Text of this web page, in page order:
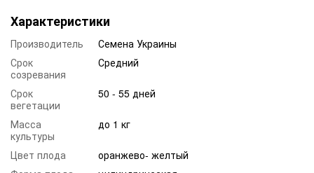
Характеристики
Производитель
Семена Украины
Срок
созревания
Средний
Срок
вегетации
50 - 55 дней
Масса
культуры
до 1 кг
Цвет плода
оранжево- желтый